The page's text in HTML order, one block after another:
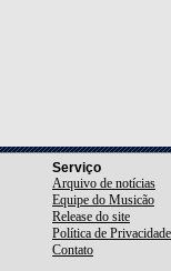
Serviço
Arquivo de notícias
Equipe do Musicão
Release do site
Política de Privacidade
Contato